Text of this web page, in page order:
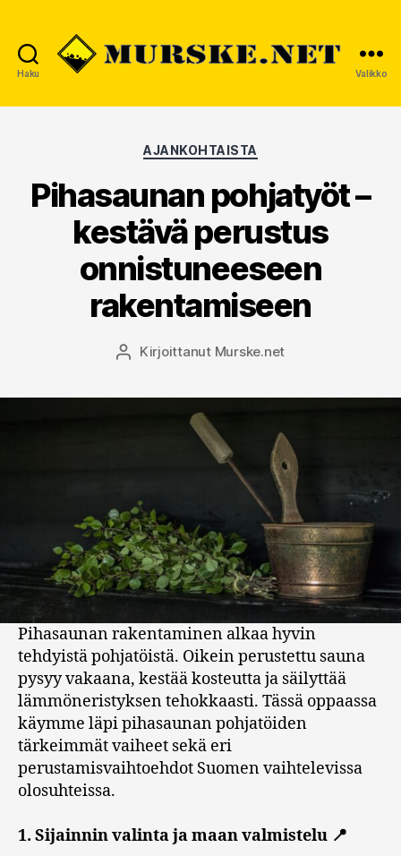
Haku Valikko
Kategoriat
AJANKOHTAISTA
Pihasaunan pohjatyöt –
kestävä perustus
onnistuneeseen
rakentamiseen
Kirjoittaja
Kirjoittanut Murske.net
Pihasaunan rakentaminen alkaa hyvin
tehdyistä pohjatöistä. Oikein perustettu sauna
pysyy vakaana, kestää kosteutta ja säilyttää
lämmöneristyksen tehokkaasti. Tässä oppaassa
käymme läpi pihasaunan pohjatöiden
tärkeimmät vaiheet sekä eri
perustamisvaihtoehdot Suomen vaihtelevissa
olosuhteissa.
1. Sijainnin valinta ja maan valmistelu 📍